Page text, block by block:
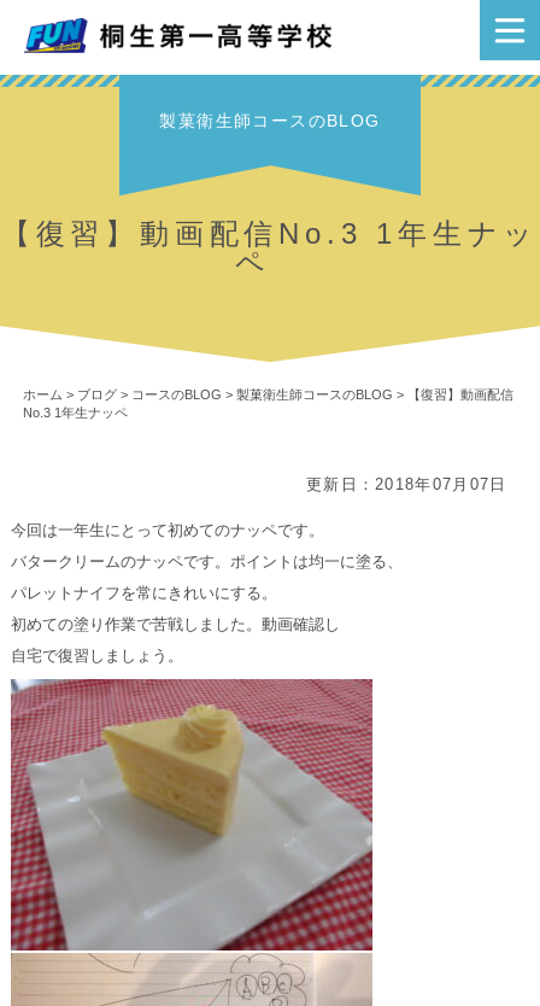
製菓衛生師コースのBLOG
【復習】動画配信No.3 1年生ナッ
ペ
ホーム > ブログ> コースのBLOG > 製菓衛生師コースのBLOG >
【復習】動画配信
No.3 1年生ナッペ
更新日：2018年07月07日
今回は一年生にとって初めてのナッペです。
バタークリームのナッペです。ポイントは均一に塗る、
パレットナイフを常にきれいにする。
初めての塗り作業で苦戦しました。動画確認し
自宅で復習しましょう。